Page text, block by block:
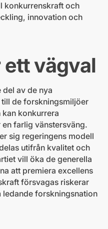
konkurrenskraft och
innovation och
vägval
av de nya
de forskningsmiljöer
konkurrera
farlig vänstersväng.
sig regeringens modell
utifrån kvalitet och
vill öka de generella
att premiera excellens
försvagas riskerar
forskningsnation